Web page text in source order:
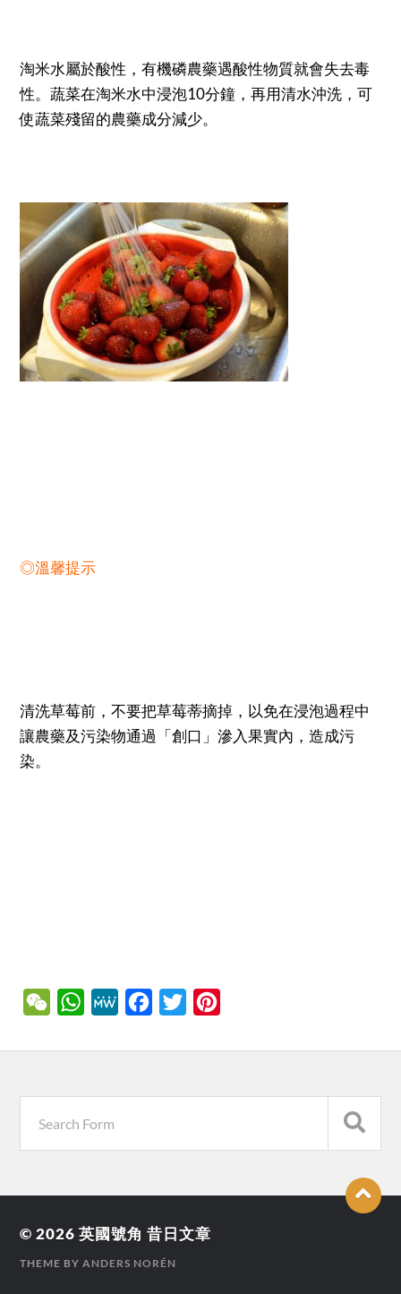
淘米水屬於酸性，有機磷農藥遇酸性物質就會失去毒
性。蔬菜在淘米水中浸泡10分鐘，再用清水沖洗，可
使蔬菜殘留的農藥成分減少。
◎溫馨提示
清洗草莓前，不要把草莓蒂摘掉，以免在浸泡過程中
讓農藥及污染物通過「創口」滲入果實內，造成污
染。
WeChatWhatsApp
MeWe Facebook
Twitter
© 2026英國號角 昔日文章
THEME BYANDERS NORÉN